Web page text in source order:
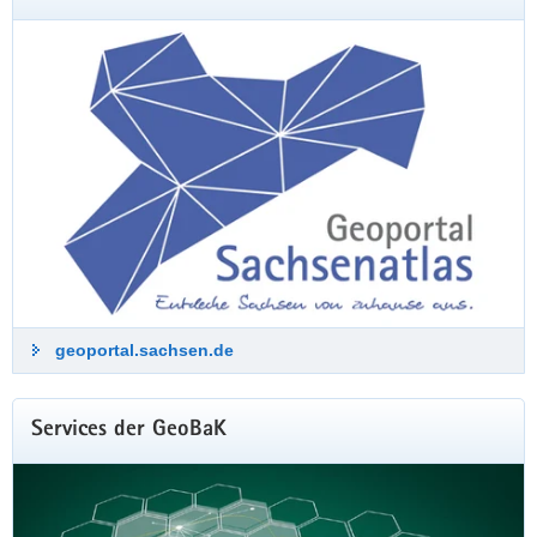
Zeitreise mit historischen Luftbildern
Das Landesamt für Geobasisinformation Sachsen (GeoSN)
lässt den Freistaat regelmäßig aus der Luft fotografieren.
Aus diesen Aufnahmen entstehen hochpräzise Digitale
Orthophotos (DOP), die anschließend im Geoportal
veröffentlicht werden. Sobald neue Luftbilder verfügbar sind,
werden die bisherigen Aufnahmen als historische Zeitscheibe
archiviert. Mit der Freigabe der Webkarte »Historische DOP
2023–2024« setzt das GeoSN diese bewährte Tradition nun
www.geoportal.sachsen.de
geoportal.sachsen.de
Services der GeoBaK